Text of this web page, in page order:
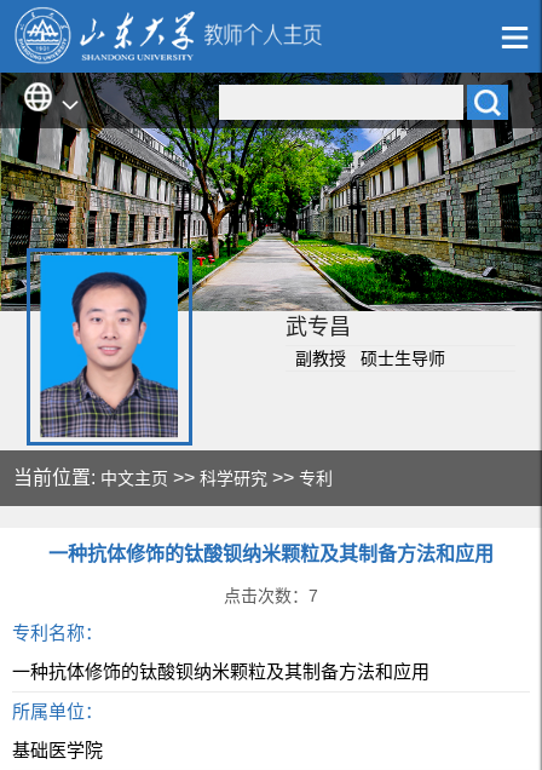
武专昌
副教授 硕士生导师
当前位置: 中文主页 >>科学研究 >>专利
一种抗体修饰的钛酸钡纳米颗粒及其制备方法和应用
点击次数： 7
专利名称：
一种抗体修饰的钛酸钡纳米颗粒及其制备方法和应用
所属单位：
基础医学院